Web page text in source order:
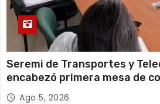
Seremi de Transportes y
encabezó primera mesa de
retiro de cables en desuso en
Ago 5, 2026